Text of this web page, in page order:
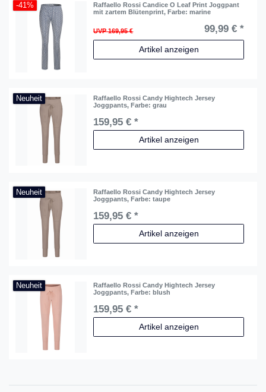
-41%
Raffaello Rossi Candice O Leaf Print Joggpant
mit zartem Blütenprint, Farbe: marine
UVP 169,95 € 99,99 € *
Artikel anzeigen
Neuheit
Raffaello Rossi Candy Hightech Jersey
Joggpants, Farbe: grau
159,95 € *
Artikel anzeigen
Neuheit
Raffaello Rossi Candy Hightech Jersey
Joggpants, Farbe: taupe
159,95 € *
Artikel anzeigen
Neuheit
Raffaello Rossi Candy Hightech Jersey
Joggpants, Farbe: blush
159,95 € *
Artikel anzeigen